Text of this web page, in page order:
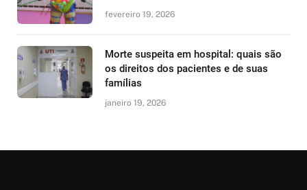
fevereiro 19, 2026
Morte suspeita em hospital: quais são
os direitos dos pacientes e de suas
famílias
janeiro 19, 2026